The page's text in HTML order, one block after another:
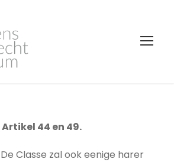
Artikel 44 en 49.
De Classe zal ook eenige harer